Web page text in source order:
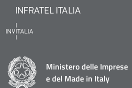
Ministero delle Imprese
e del Made in Italy